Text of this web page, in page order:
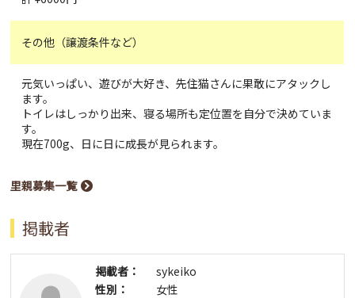
その他（譲渡条件など）
元気いっぱい、遊びが大好き、先住猫さんに果敢にアタックし
ます。
トイレはしっかり出来、寝る場所も定位置を自分で決めていま
す。
現在700g、日に日に成長が見られます。
里親募集一覧
掲載者
掲載者：
sykeiko
性別：
女性